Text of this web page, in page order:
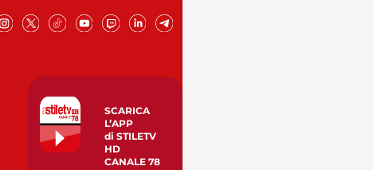
SCARICA
L’APP
di STILETV
HD
CANALE 78